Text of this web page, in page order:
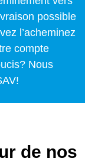
possible
l’acheminez
compte
Nous
de nos